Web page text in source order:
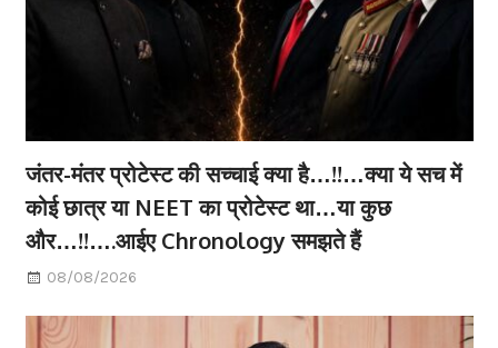
जंतर-मंतर प्रोटेस्ट की सच्चाई क्या है…!!…क्या ये सच में
कोई छात्र या NEET का प्रोटेस्ट था…या कुछ
और…!!….आईए Chronology समझते हैं
08/08/2026